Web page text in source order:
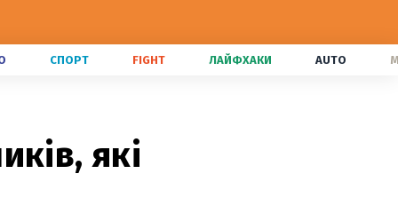
СПОРТ FIGHT ЛАЙФХАКИ AUTO
які